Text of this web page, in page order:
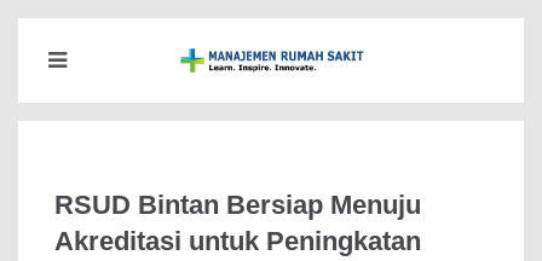
RSUD Bintan Bersiap Menuju
Akreditasi untuk Peningkatan